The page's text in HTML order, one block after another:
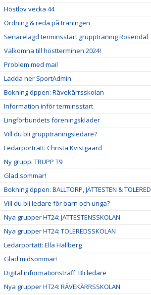
Höstlov vecka 44
Ordning & reda på träningen
Senarelagd terminsstart gruppträning Rosendal
Välkomna till höstterminen 2024!
Problem med mail
Ladda ner SportAdmin
Bokning öppen: Rävekärrsskolan
Information inför terminsstart
Lingförbundets föreningskläder
Vill du bli gruppträningsledare?
Ledarporträtt: Christa Kvistgaard
Ny grupp: TRUPP T9
Glad sommar!
Bokning öppen: BALLTORP, JÄTTESTEN & TOLERED
Vill du bli ledare för barn och unga?
Nya grupper HT24: JÄTTESTENSSKOLAN
Nya grupper HT24: TOLEREDSSKOLAN
Ledarportätt: Ella Hallberg
Glad midsommar!
Digital informationsträff: Bli ledare
Nya grupper HT24: RÄVEKÄRRSSKOLAN